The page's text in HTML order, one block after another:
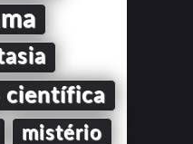
científica
mistério